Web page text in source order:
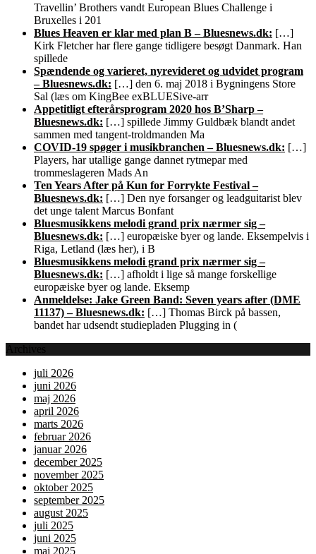
Travellin’ Brothers vandt European Blues Challenge i
Bruxelles i 201
Blues Heaven er klar med plan B – Bluesnews.dk: […]
Kirk Fletcher har flere gange tidligere besøgt Danmark. Han
spillede
Spændende og varieret, nyrevideret og udvidet program
– Bluesnews.dk: […] den 6. maj 2018 i Bygningens Store
Sal (læs om KingBee exBLUESive-arr
Appetitligt efterårsprogram 2020 hos B’Sharp –
Bluesnews.dk: […] spillede Jimmy Guldbæk blandt andet
sammen med tangent-troldmanden Ma
COVID-19 spøger i musikbranchen – Bluesnews.dk: […]
Players, har utallige gange dannet rytmepar med
trommeslageren Mads An
Ten Years After på Kun for Forrykte Festival –
Bluesnews.dk: […] Den nye forsanger og leadguitarist blev
det unge talent Marcus Bonfant
Bluesmusikkens melodi grand prix nærmer sig –
Bluesnews.dk: […] europæiske byer og lande. Eksempelvis i
Riga, Letland (læs her), i B
Bluesmusikkens melodi grand prix nærmer sig –
Bluesnews.dk: […] afholdt i lige så mange forskellige
europæiske byer og lande. Eksemp
Anmeldelse: Jake Green Band: Seven years after (DME
11137) – Bluesnews.dk: […] Thomas Birck på bassen,
bandet har udsendt studiepladen Plugging in (
Archives
juli 2026
juni 2026
maj 2026
april 2026
marts 2026
februar 2026
januar 2026
december 2025
november 2025
oktober 2025
september 2025
august 2025
juli 2025
juni 2025
maj 2025